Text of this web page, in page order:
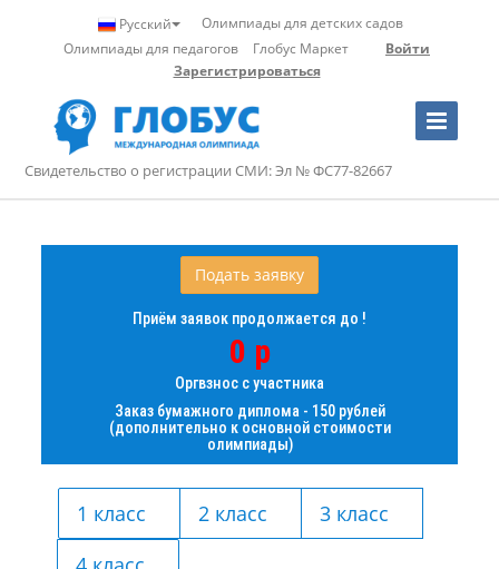
Русский
Олимпиады для детских садов
Олимпиады для педагогов
Глобус Маркет
Войти
Зарегистрироваться
Toggle
Navigation
Свидетельство о регистрации СМИ: Эл № ФС77-82667
Подать заявку
Приём заявок продолжается до !
0 р
Оргвзнос с участника
Заказ бумажного диплома - 150 рублей
(дополнительно к основной стоимости
олимпиады)
1 класс 2 класс
3 класс